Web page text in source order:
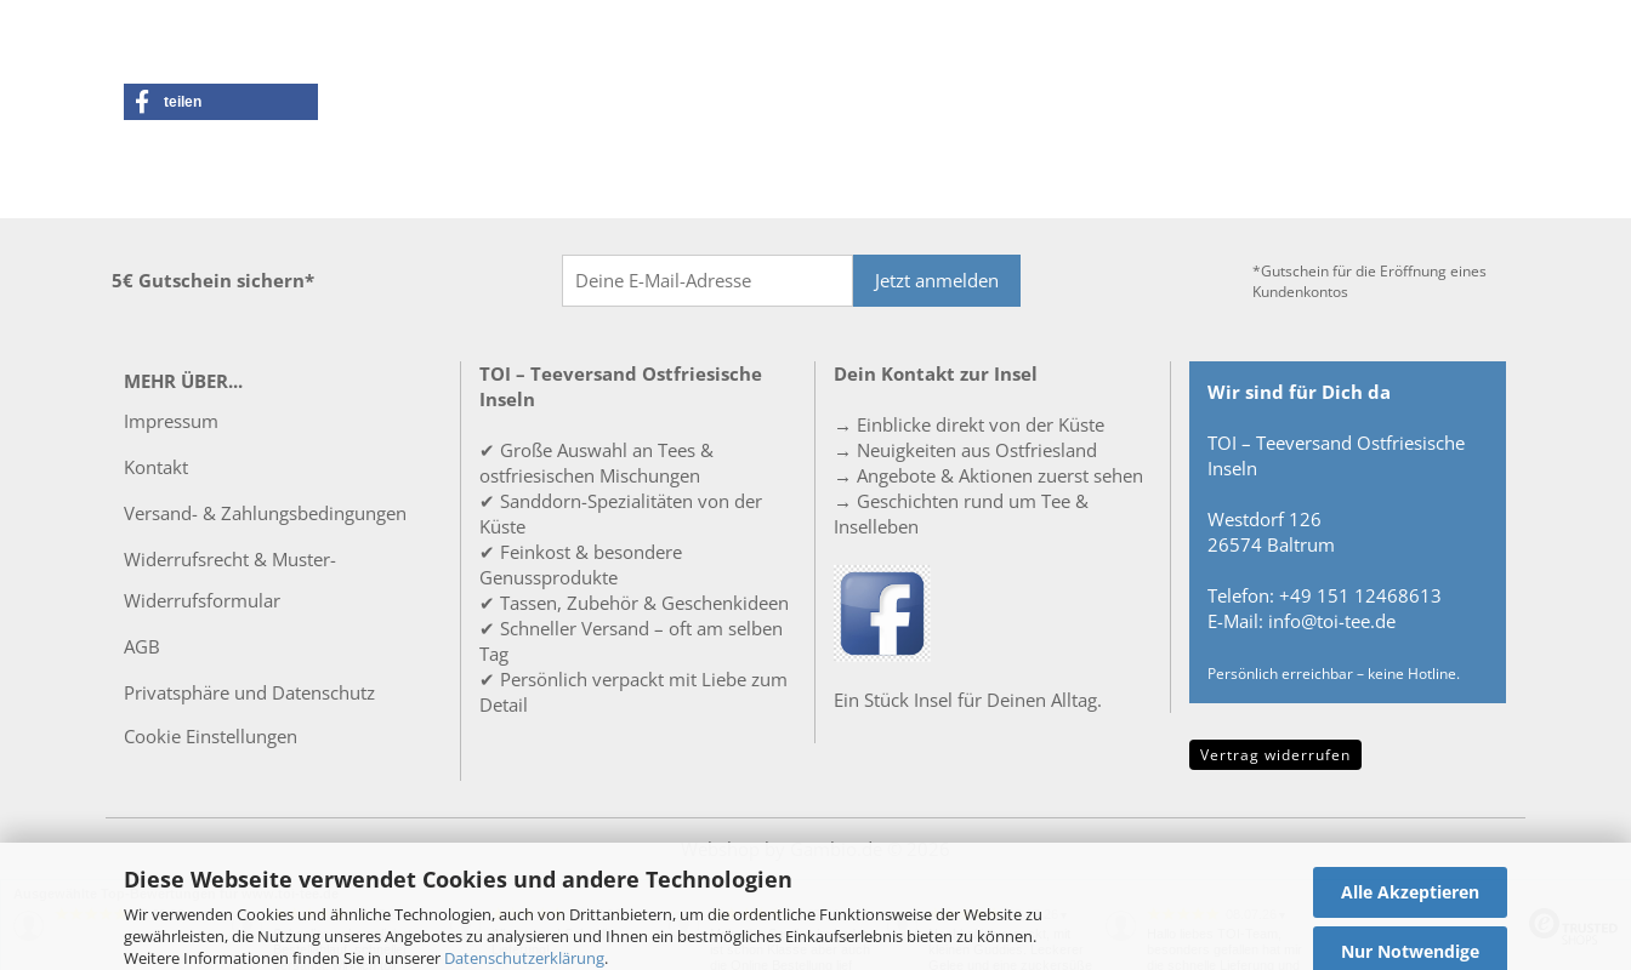
Diese Webseite verwendet Cookies und andere Technologien
Wir verwenden Cookies und ähnliche Technologien, auch von Drittanbietern, um die ordentliche Funktionsweise der Website zu
gewährleisten, die Nutzung unseres Angebotes zu analysieren und Ihnen ein bestmögliches Einkaufserlebnis bieten zu können.
Weitere Informationen finden Sie in unserer Datenschutzerklärung.
Alle Akzeptieren
Nur Notwendige
teilen
5€ Gutschein sichern* Jetzt anmelden
*Gutschein für die Eröffnung eines
Kundenkontos
MEHR ÜBER...
Impressum
Kontakt
Versand- & Zahlungsbedingungen
Widerrufsrecht & Muster-
Widerrufsformular
AGB
Privatsphäre und Datenschutz
Cookie Einstellungen
TOI – Teeversand Ostfriesische
Inseln
✔ Große Auswahl an Tees &
ostfriesischen Mischungen
✔ Sanddorn-Spezialitäten von der
Küste
✔ Feinkost & besondere
Genussprodukte
✔ Tassen, Zubehör & Geschenkideen
✔ Schneller Versand – oft am selben
Tag
✔ Persönlich verpackt mit Liebe zum
Detail
Dein Kontakt zur Insel
→ Einblicke direkt von der Küste
→ Neuigkeiten aus Ostfriesland
→ Angebote & Aktionen zuerst sehen
→ Geschichten rund um Tee &
Inselleben
Ein Stück Insel für Deinen Alltag.
Wir sind für Dich da
TOI – Teeversand Ostfriesische
Inseln
Westdorf 126
26574 Baltrum
Telefon: +49 151 12468613
E-Mail: info@toi-tee.de
Persönlich erreichbar – keine Hotline.
Vertrag widerrufen
Webshopby Gambio.de © 2026
05.08.26▼ 27.07.26▼
Schneller, unkomplizierter
Bestellablauf, schneller
Versandt, wirklich toll
24.07.26 ▼
Alles super! Schnelle
Lieferung!
20.07.26▼
Moin, der Service im Laden
ist schon Klasse aber auch
18.07.26
Nachhaltig verpackt, mit